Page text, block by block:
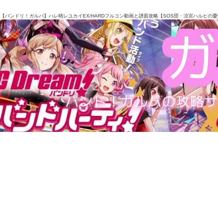
【バンドリ！ガルパ】ハレ晴レユカイEX/HARDフルコン動画と譜面攻略【SOS団・涼宮ハルヒの